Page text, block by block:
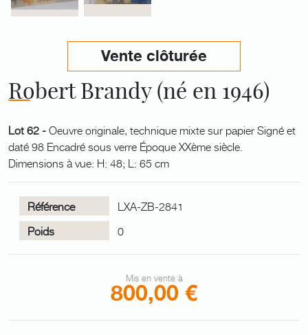
Vente clôturée
Robert Brandy (né en 1946)
Lot 62 -Oeuvre originale, technique mixte sur papier Signé et
daté 98 Encadré sous verre Époque XXème siècle.
Dimensions à vue: H: 48; L: 65 cm
Référence
LXA-ZB-2841
Poids
0
Mis en vente à
800,00 €